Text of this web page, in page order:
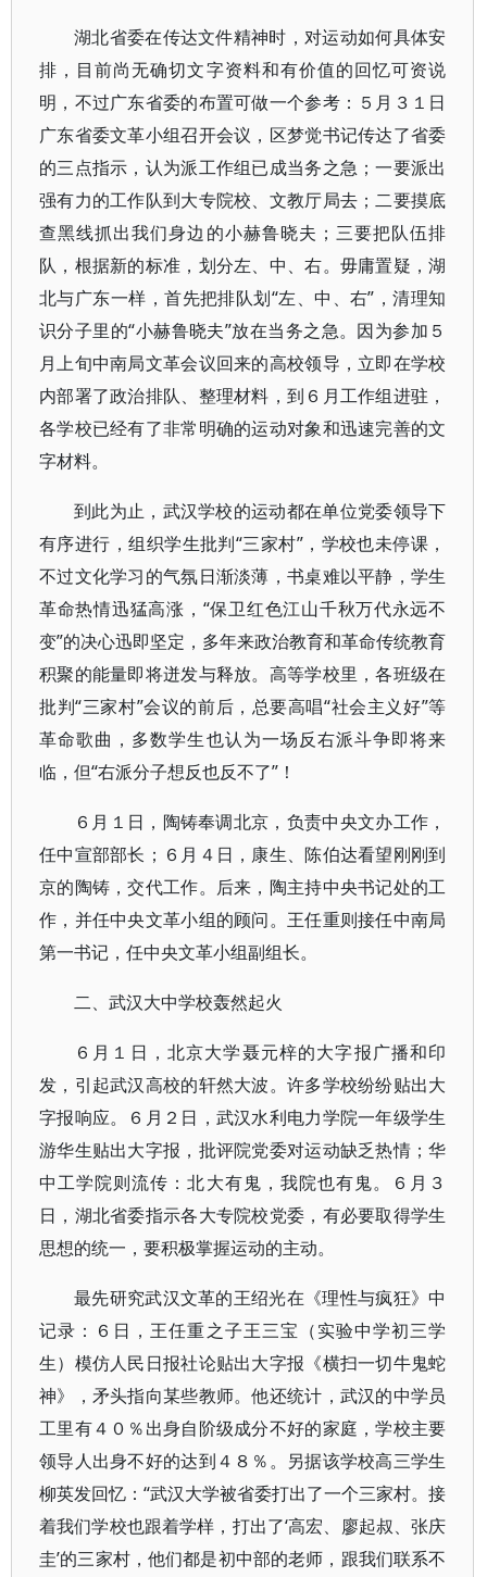
湖北省委在传达文件精神时，对运动如何具体安
排，目前尚无确切文字资料和有价值的回忆可资说
明，不过广东省委的布置可做一个参考：５月３１日
广东省委文革小组召开会议，区梦觉书记传达了省委
的三点指示，认为派工作组已成当务之急；一要派出
强有力的工作队到大专院校、文教厅局去；二要摸底
查黑线抓出我们身边的小赫鲁晓夫；三要把队伍排
队，根据新的标准，划分左、中、右。毋庸置疑，湖
北与广东一样，首先把排队划“左、中、右”，清理知
识分子里的“小赫鲁晓夫”放在当务之急。因为参加５
月上旬中南局文革会议回来的高校领导，立即在学校
内部署了政治排队、整理材料，到６月工作组进驻，
各学校已经有了非常明确的运动对象和迅速完善的文
字材料。
到此为止，武汉学校的运动都在单位党委领导下
有序进行，组织学生批判“三家村”，学校也未停课，
不过文化学习的气氛日渐淡薄，书桌难以平静，学生
革命热情迅猛高涨，“保卫红色江山千秋万代永远不
变”的决心迅即坚定，多年来政治教育和革命传统教育
积聚的能量即将迸发与释放。高等学校里，各班级在
批判“三家村”会议的前后，总要高唱“社会主义好”等
革命歌曲，多数学生也认为一场反右派斗争即将来
临，但“右派分子想反也反不了”！
６月１日，陶铸奉调北京，负责中央文办工作，
任中宣部部长；６月４日，康生、陈伯达看望刚刚到
京的陶铸，交代工作。后来，陶主持中央书记处的工
作，并任中央文革小组的顾问。王任重则接任中南局
第一书记，任中央文革小组副组长。
二、武汉大中学校轰然起火
６月１日，北京大学聂元梓的大字报广播和印
发，引起武汉高校的轩然大波。许多学校纷纷贴出大
字报响应。６月２日，武汉水利电力学院一年级学生
游华生贴出大字报，批评院党委对运动缺乏热情；华
中工学院则流传：北大有鬼，我院也有鬼。６月３
日，湖北省委指示各大专院校党委，有必要取得学生
思想的统一，要积极掌握运动的主动。
最先研究武汉文革的王绍光在《理性与疯狂》中
记录：６日，王任重之子王三宝（实验中学初三学
生）模仿人民日报社论贴出大字报《横扫一切牛鬼蛇
神》，矛头指向某些教师。他还统计，武汉的中学员
工里有４０％出身自阶级成分不好的家庭，学校主要
领导人出身不好的达到４８％。另据该学校高三学生
柳英发回忆：“武汉大学被省委打出了一个三家村。接
着我们学校也跟着学样，打出了‘高宏、廖起叔、张庆
圭’的三家村，他们都是初中部的老师，跟我们联系不